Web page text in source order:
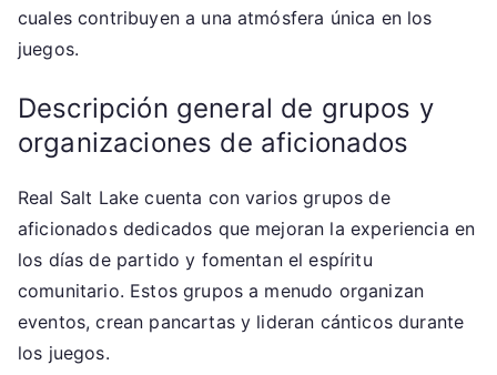
cuales contribuyen a una atmósfera única en los
juegos.
Descripción general de grupos y
organizaciones de aficionados
Real Salt Lake cuenta con varios grupos de
aficionados dedicados que mejoran la experiencia en
los días de partido y fomentan el espíritu
comunitario. Estos grupos a menudo organizan
eventos, crean pancartas y lideran cánticos durante
los juegos.